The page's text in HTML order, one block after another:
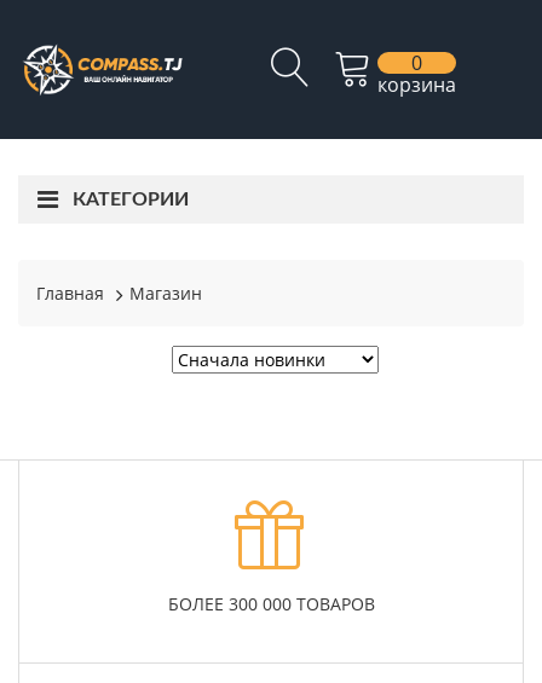
0
корзина
КАТЕГОРИИ
Главная Магазин
БОЛЕЕ 300 000 ТОВАРОВ